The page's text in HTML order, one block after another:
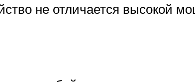
не отличается высокой